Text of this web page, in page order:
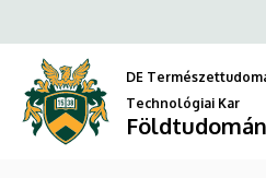
(TTGBG5019)
a
tartalomra
DE
Technológiai Kar